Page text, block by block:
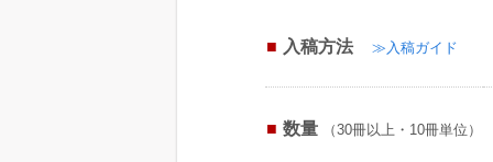
入稿方法 ≫入稿ガイド
数量 （30冊以上・10冊単位）